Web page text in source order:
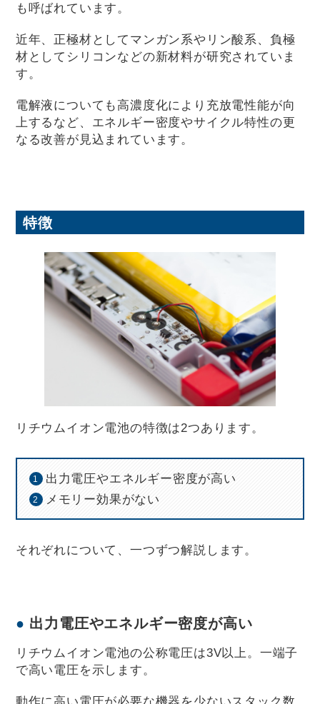
も呼ばれています。
近年、正極材としてマンガン系やリン酸系、負極
材としてシリコンなどの新材料が研究されていま
す。
電解液についても高濃度化により充放電性能が向
上するなど、エネルギー密度やサイクル特性の更
なる改善が見込まれています。
特徴
リチウムイオン電池の特徴は2つあります。
出力電圧やエネルギー密度が高い
メモリー効果がない
それぞれについて、一つずつ解説します。
出力電圧やエネルギー密度が高い
リチウムイオン電池の公称電圧は3V以上。一端子
で高い電圧を示します。
動作に高い電圧が必要な機器を少ないスタック数